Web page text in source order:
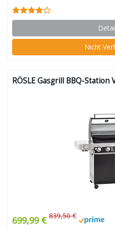
Nicht
RÖSLE Gasgrill BBQ-Station
699,99 € 839,50 €